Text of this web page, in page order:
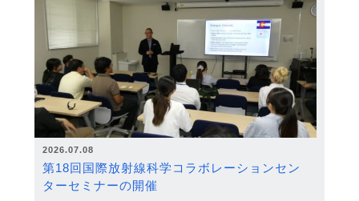
2026.07.08
第18回国際放射線科学コラボレーションセン
ターセミナーの開催